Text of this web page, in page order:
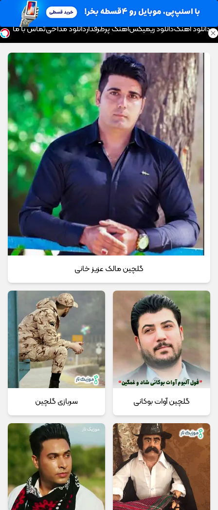
موزیک تار
دانلود آهنگدانلود ریمیکسآهنگ پرطرفداردانلود مداحیتماس با ما
گلچین مالک عزیز خانی
گلچین آوات بوکانی سربازی گلچین